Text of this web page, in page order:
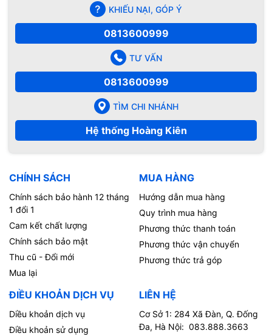
KHIẾU NẠI, GÓP Ý
0813600999
TƯ VẤN
0813600999
TÌM CHI NHÁNH
Hệ thống Hoàng Kiên
CHÍNH SÁCH
Chính sách bảo hành 12 tháng
1 đổi 1
Cam kết chất lượng
Chính sách bảo mật
Thu cũ - Đổi mới
Mua lại
MUA HÀNG
Hướng dẫn mua hàng
Quy trình mua hàng
Phương thức thanh toán
Phương thức vận chuyển
Phương thức trả góp
ĐIỀU KHOẢN DỊCH VỤ
Diều khoản dịch vụ
Điều khoản sử dụng
LIÊN HỆ
Cơ Sở 1: 284 Xã Đàn, Q. Đống
Đa, Hà Nội: 083.888.3663